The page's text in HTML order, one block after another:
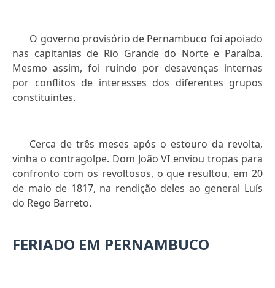
O governo provisório de Pernambuco foi apoiado
nas capitanias de Rio Grande do Norte e Paraíba.
Mesmo assim, foi ruindo por desavenças internas
por conflitos de interesses dos diferentes grupos
constituintes.
Cerca de três meses após o estouro da revolta,
vinha o contragolpe. Dom João VI enviou tropas para
confronto com os revoltosos, o que resultou, em 20
de maio de 1817, na rendição deles ao general Luís
do Rego Barreto.
FERIADO EM PERNAMBUCO